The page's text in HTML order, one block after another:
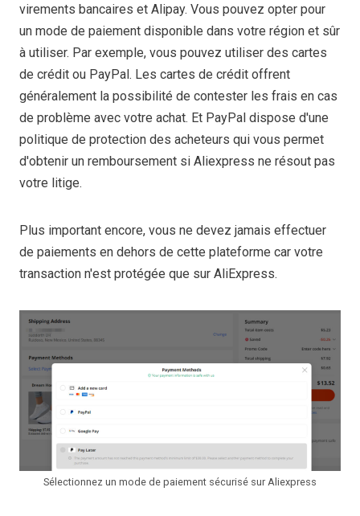
virements bancaires et Alipay. Vous pouvez opter pour
un mode de paiement disponible dans votre région et sûr
à utiliser. Par exemple, vous pouvez utiliser des cartes
de crédit ou PayPal. Les cartes de crédit offrent
généralement la possibilité de contester les frais en cas
de problème avec votre achat. Et PayPal dispose d'une
politique de protection des acheteurs qui vous permet
d'obtenir un remboursement si Aliexpress ne résout pas
votre litige.
Plus important encore, vous ne devez jamais effectuer
de paiements en dehors de cette plateforme car votre
transaction n'est protégée que sur AliExpress.
Sélectionnez un mode de paiement sécurisé sur Aliexpress